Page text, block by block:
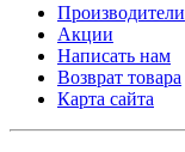
Производители
Акции
Написать нам
Возврат товара
Карта сайта